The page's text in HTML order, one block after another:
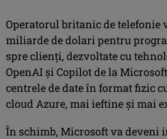
Operatorul britanic de telefonie
miliarde de dolari pentru
spre clienţi, dezvoltate cu
OpenAI şi Copilot de la
centrele de date în format fizic
cloud Azure, mai ieftine şi mai
În schimb, Microsoft va deveni